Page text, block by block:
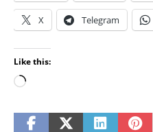
X Telegram
Like this: